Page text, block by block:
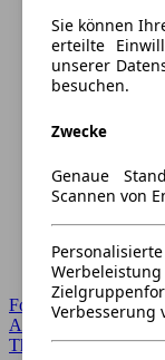
Forum Startseite
Alle Auto-Foren
Themen-Forum
Sie können
erteilte
unserer
besuchen.
Zwecke
Genaue
Scannen von
Verbesserung